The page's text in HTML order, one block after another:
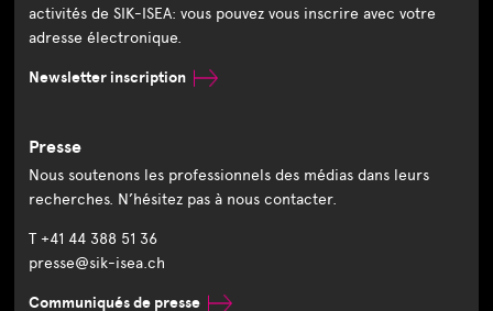
activités de SIK-ISEA: vous pouvez vous inscrire avec votre
adresse électronique.
Newsletter inscription
Presse
Nous soutenons les professionnels des médias dans leurs
recherches. N’hésitez pas à nous contacter.
T +41 44 388 51 36
presse@sik-isea.ch
Communiqués de presse